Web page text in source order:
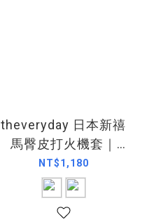
theveryday 日本新禧
馬臀皮打火機套｜
Shinki Lighter
Case（25AW）
NT$1,180